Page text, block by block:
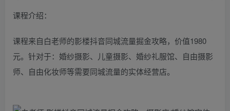
课程介绍：
课程来自白老师的影楼抖音同城流量掘金攻略，价值1980
元。针对于：婚纱摄影、儿童摄影、婚纱礼服馆、自由摄影
师、自由化妆师等需要同城流量的实体经营店。